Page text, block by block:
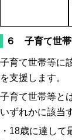
６ 子育て世
子育て世帯等に
を支援します。
子育て世帯等と
いずれかに該当
・18歳に達し